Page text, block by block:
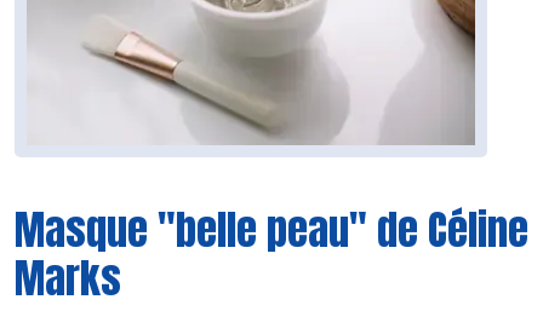
Masque "belle peau" de Céline
Marks